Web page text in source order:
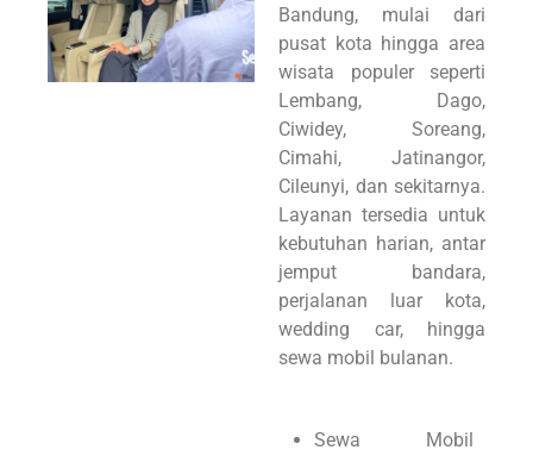
Bandung, mulai dari
pusat kota hingga area
wisata populer seperti
Lembang, Dago,
Ciwidey, Soreang,
Cimahi, Jatinangor,
Cileunyi, dan sekitarnya.
Layanan tersedia untuk
kebutuhan harian, antar
jemput bandara,
perjalanan luar kota,
wedding car, hingga
sewa mobil bulanan.
Sewa Mobil